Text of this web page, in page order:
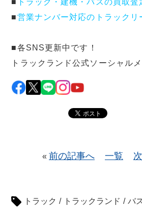
■営業ナンバー対応のトラックリ
■各SNS更新中です！
トラックランド公式ソーシャル
« 前の記事へ 一覧
トラック / トラックランド / バ